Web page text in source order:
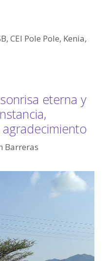
,CEI Pole Pole, Kenia,
eterna y
Barreras